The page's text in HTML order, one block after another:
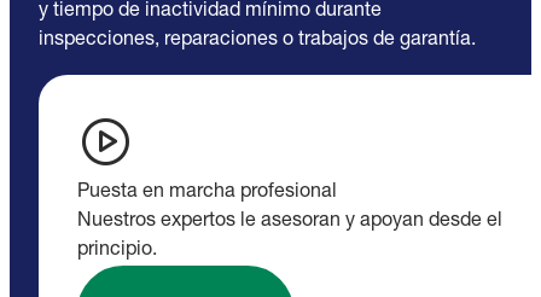
y tiempo de inactividad mínimo durante
inspecciones, reparaciones o trabajos de garantía.
Puesta en marcha profesional
Nuestros expertos le asesoran y apoyan desde el
principio.